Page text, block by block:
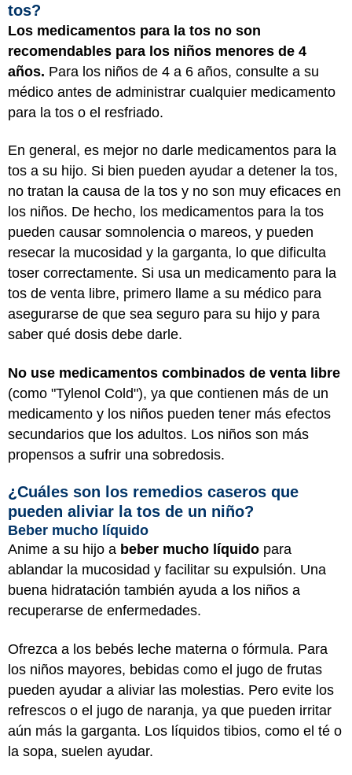
tos?
Los medicamentos para la tos no son
recomendables para los niños menores de 4
años. Para los niños de 4 a 6 años, consulte a su
médico antes de administrar cualquier medicamento
para la tos o el resfriado.
En general, es mejor no darle medicamentos para la
tos a su hijo. Si bien pueden ayudar a detener la tos,
no tratan la causa de la tos y no son muy eficaces en
los niños. De hecho, los medicamentos para la tos
pueden causar somnolencia o mareos, y pueden
resecar la mucosidad y la garganta, lo que dificulta
toser correctamente. Si usa un medicamento para la
tos de venta libre, primero llame a su médico para
asegurarse de que sea seguro para su hijo y para
saber qué dosis debe darle.
No use medicamentos combinados de venta libre
(como "Tylenol Cold"), ya que contienen más de un
medicamento y los niños pueden tener más efectos
secundarios que los adultos. Los niños son más
propensos a sufrir una sobredosis.
¿Cuáles son los remedios caseros que
pueden aliviar la tos de un niño?
Beber mucho líquido
Anime a su hijo a beber mucho líquido para
ablandar la mucosidad y facilitar su expulsión. Una
buena hidratación también ayuda a los niños a
recuperarse de enfermedades.
Ofrezca a los bebés leche materna o fórmula. Para
los niños mayores, bebidas como el jugo de frutas
pueden ayudar a aliviar las molestias. Pero evite los
refrescos o el jugo de naranja, ya que pueden irritar
aún más la garganta. Los líquidos tibios, como el té o
la sopa, suelen ayudar.